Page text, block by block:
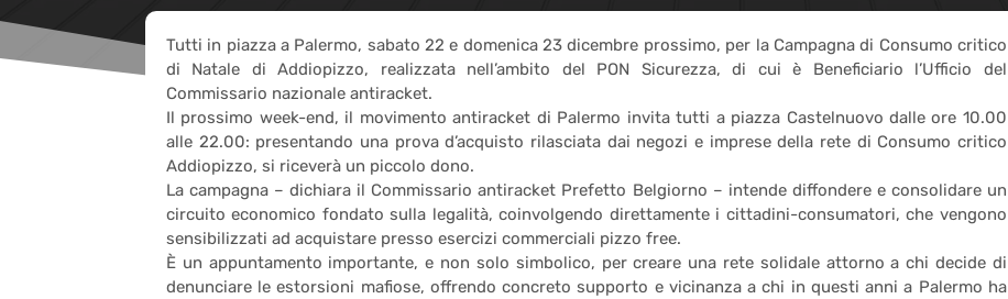
Tutti in piazza a Palermo, sabato 22 e domenica 23 dicembre prossimo, per la Campagna di Consumo critico
di Natale di Addiopizzo, realizzata nell’ambito del PON Sicurezza, di cui è Beneficiario l’Ufficio del
Commissario nazionale antiracket.
Il prossimo week-end, il movimento antiracket di Palermo invita tutti a piazza Castelnuovo dalle ore 10.00
alle 22.00: presentando una prova d’acquisto rilasciata dai negozi e imprese della rete di Consumo critico
Addiopizzo, si riceverà un piccolo dono.
La campagna – dichiara il Commissario antiracket Prefetto Belgiorno – intende diffondere e consolidare un
circuito economico fondato sulla legalità, coinvolgendo direttamente i cittadini-consumatori, che vengono
sensibilizzati ad acquistare presso esercizi commerciali pizzo free.
È un appuntamento importante, e non solo simbolico, per creare una rete solidale attorno a chi decide di
denunciare le estorsioni mafiose, offrendo concreto supporto e vicinanza a chi in questi anni a Palermo ha